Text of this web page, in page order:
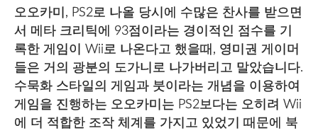
오오카미, PS2로 나올 당시에 수많은 찬사를 받으면
서 메타 크리틱에 93점이라는 경이적인 점수를 기
록한 게임이 Wii로 나온다고 했을때, 영미권 게이머
들은 거의 광분의 도가니로 나가버리고 말았습니다.
수묵화 스타일의 게임과 붓이라는 개념을 이용하여
게임을 진행하는 오오카미는 PS2보다는 오히려 Wii
에 더 적합한 조작 체계를 가지고 있었기 때문에 북